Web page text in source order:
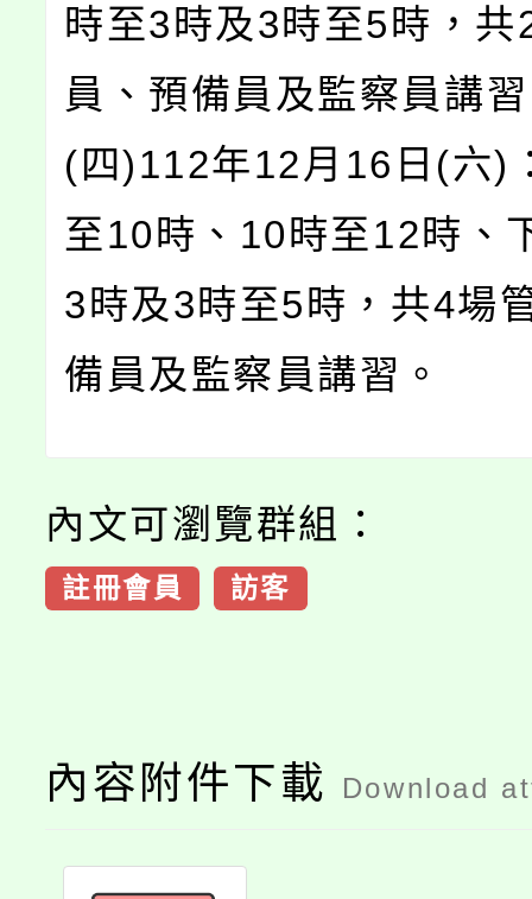
時至3時及3時至5時，共
員、預備員及監察員講
(四)112年12月16日(六)
至10時、10時至12時、
3時及3時至5時，共4場
備員及監察員講習。
內文可瀏覽群組：
註冊會員 訪客
內容附件下載 Download